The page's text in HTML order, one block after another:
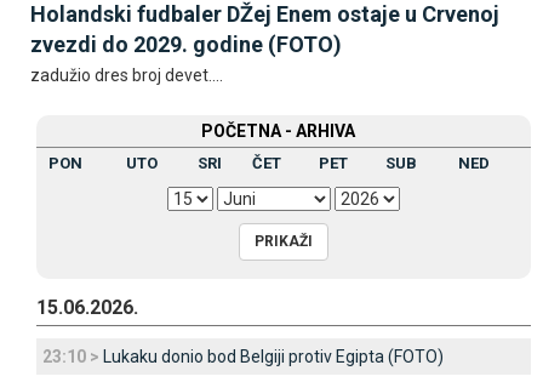
Holandski fudbaler DŽej Enem ostaje u Crvenoj
zvezdi do 2029. godine (FOTO)
zadužio dres broj devet....
POČETNA - ARHIVA
PON UTO SRI ČET PET SUB NED
15.06.2026.
23:10 > Lukaku donio bod Belgiji protiv Egipta (FOTO)